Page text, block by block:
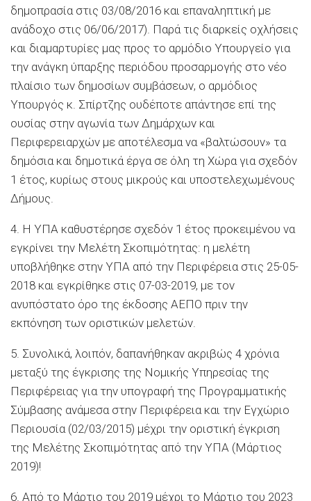
δημοπρασία στις 03/08/2016 και επαναληπτική με
ανάδοχο στις 06/06/2017). Παρά τις διαρκείς οχλήσεις
και διαμαρτυρίες μας προς το αρμόδιο Υπουργείο για
την ανάγκη ύπαρξης περιόδου προσαρμογής στο νέο
πλαίσιο των δημοσίων συμβάσεων, ο αρμόδιος
Υπουργός κ. Σπίρτζης ουδέποτε απάντησε επί της
ουσίας στην αγωνία των Δημάρχων και
Περιφερειαρχών με αποτέλεσμα να «βαλτώσουν» τα
δημόσια και δημοτικά έργα σε όλη τη Χώρα για σχεδόν
1 έτος, κυρίως στους μικρούς και υποστελεχωμένους
Δήμους.
4. Η ΥΠΑ καθυστέρησε σχεδόν 1 έτος προκειμένου να
εγκρίνει την Μελέτη Σκοπιμότητας: η μελέτη
υποβλήθηκε στην ΥΠΑ από την Περιφέρεια στις 25-05-
2018 και εγκρίθηκε στις 07-03-2019, με τον
ανυπόστατο όρο της έκδοσης ΑΕΠΟ πριν την
εκπόνηση των οριστικών μελετών.
5. Συνολικά, λοιπόν, δαπανήθηκαν ακριβώς 4 χρόνια
μεταξύ της έγκρισης της Νομικής Υπηρεσίας της
Περιφέρειας για την υπογραφή της Προγραμματικής
Σύμβασης ανάμεσα στην Περιφέρεια και την Εγχώριο
Περιουσία (02/03/2015) μέχρι την οριστική έγκριση
της Μελέτης Σκοπιμότητας από την ΥΠΑ (Μάρτιος
2019)!
6. Από το Μάρτιο του 2019 μέχρι το Μάρτιο του 2023